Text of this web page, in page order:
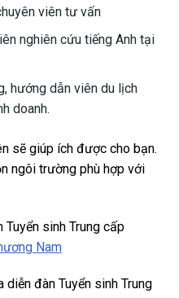
viên tư vấn
nghiên cứu tiếng Anh tại
hướng dẫn viên du lịch
doanh.
sẽ giúp ích được cho bạn.
ngôi trường phù hợp với
sinh Trung cấp
Nam
đàn Tuyển sinh Trung